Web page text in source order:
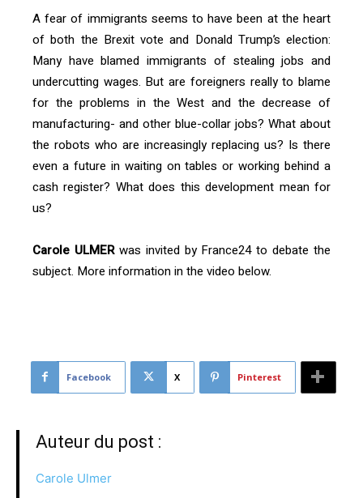
A fear of immigrants seems to have been at the heart
of both the Brexit vote and Donald Trump’s election:
Many have blamed immigrants of stealing jobs and
undercutting wages. But are foreigners really to blame
for the problems in the West and the decrease of
manufacturing- and other blue-collar jobs? What about
the robots who are increasingly replacing us? Is there
even a future in waiting on tables or working behind a
cash register? What does this development mean for
us?
Carole ULMERwas invited by France24 to debate the
subject. More information in the video below.
Facebook X Pinterest
Auteur du post :
Carole Ulmer